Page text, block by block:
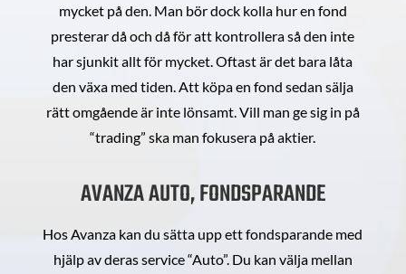
mycket på den. Man bör dock kolla hur en fond
presterar då och då för att kontrollera så den inte
har sjunkit allt för mycket. Oftast är det bara låta
den växa med tiden. Att köpa en fond sedan sälja
rätt omgående är inte lönsamt. Vill man ge sig in på
“trading” ska man fokusera på aktier.
AVANZA AUTO, FONDSPARANDE
Hos Avanza kan du sätta upp ett fondsparande med
hjälp av deras service “Auto”. Du kan välja mellan